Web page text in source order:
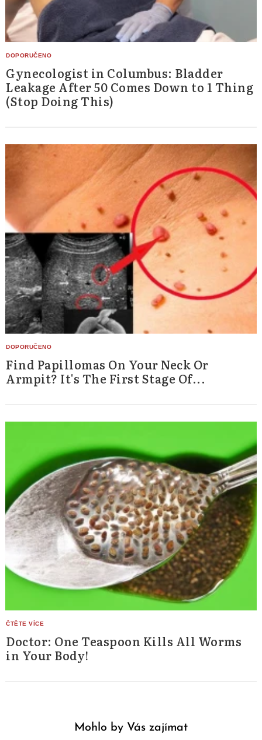
Gynecologist in Columbus: Bladder
Leakage After 50 Comes Down to 1 Thing
(Stop Doing This)
Find Papillomas On Your Neck Or
Armpit? It's The First Stage Of...
Doctor: One Teaspoon Kills All Worms
in Your Body!
Mohlo by Vás zajímat